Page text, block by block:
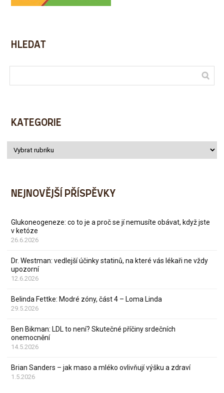
HLEDAT
KATEGORIE
NEJNOVĚJŠÍ PŘÍSPĚVKY
Glukoneogeneze: co to je a proč se jí nemusíte obávat, když jste
v ketóze
26.6.2026
Dr. Westman: vedlejší účinky statinů, na které vás lékaři ne vždy
upozorní
12.6.2026
Belinda Fettke: Modré zóny, část 4 – Loma Linda
29.5.2026
Ben Bikman: LDL to není? Skutečné příčiny srdečních
onemocnění
14.5.2026
Brian Sanders – jak maso a mléko ovlivňují výšku a zdraví
1.5.2026